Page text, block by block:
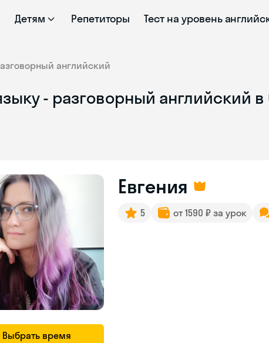
Детям Репетиторы Тест на уровень
английский
- разговорный английский
Выбрать время
Евгения
5 от 1590 ₽ за урок